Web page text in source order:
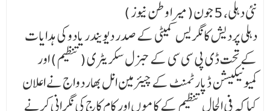
نئی دہلی، 5 جون(میرا وطن نیوز )
دہلی پردیش کانگریس کمیٹی کے صدر دیویندر یادو کی ہدایات
کے تحت ڈی پی سی سی کے جنرل سکریٹری (تنظیم) اور
کمیونیکیشن ڈپارٹمنٹ کے چیئرمین انل بھاردواج نے اعلان
کیا کہ فی الحال تنظیم کے کامو ں اور کام کاج کی نگرانی کرنے